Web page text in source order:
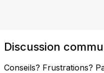
Discussion
Conseils? Frustrations?